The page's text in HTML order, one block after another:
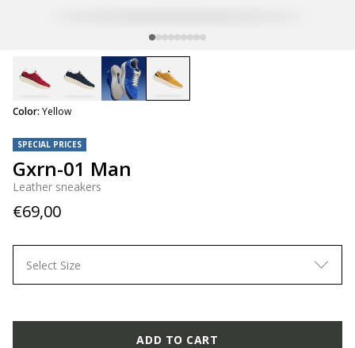
SPECIAL PRICES
Gxrn-01 Man
Leather sneakers
€69,00
Color: Yellow
Select Size
ADD TO CART